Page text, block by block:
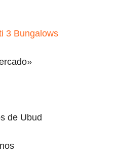
3 Bungalows
de Ubud